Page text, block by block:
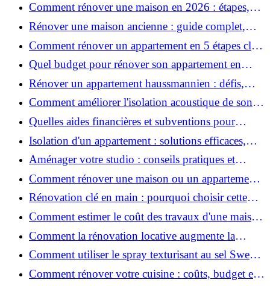
Comment rénover une maison en 2026 : étapes,
coûts et conseils ?
Rénover une maison ancienne : guide complet,
étapes, budget et astuces
Comment rénover un appartement en 5 étapes clés
?
Quel budget pour rénover son appartement en
2026 ?
Rénover un appartement haussmannien : défis,
conseils pratiques et estimation des prix
Comment améliorer l'isolation acoustique de son
appartement ?
Quelles aides financières et subventions pour
rénover votre appartement en 2026 ?
Isolation d'un appartement : solutions efficaces,
prix et conseils
Aménager votre studio : conseils pratiques et
erreurs à éviter
Comment rénover une maison ou un appartement
avec 50 000 € : budget, étapes et astuces ?
Rénovation clé en main : pourquoi choisir cette
solution et à quoi faire attention ?
Comment estimer le coût des travaux d'une maison
?
Comment la rénovation locative augmente la
rentabilité de votre parc immobilier ?
Comment utiliser le spray texturisant au sel Sweet
Salt pour des cheveux effet plage ?
Comment rénover votre cuisine : coûts, budget et